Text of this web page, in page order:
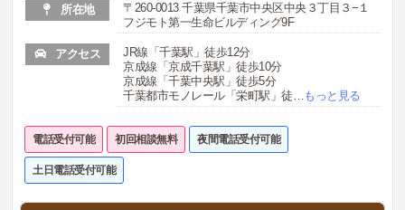
所在地
〒260-0013 千葉県千葉市中央区中央３丁目３−１
フジモト第一生命ビルディング9F
アクセス
JR線「千葉駅」徒歩12分
京成線「京成千葉駅」徒歩10分
京成線「千葉中央駅」徒歩5分
千葉都市モノレール「栄町駅」徒…もっと見る
電話受付可能 初回相談無料 夜間電話受付可能
土日電話受付可能